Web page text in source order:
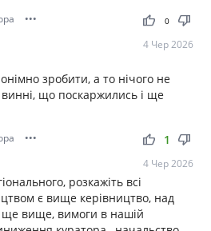
••• thumb_up thumb_down
0
4 Чер 2026
зробити, а то нічого не
що поскаржились і ще
••• thumb_up thumb_down
1
4 Чер 2026
розкажіть всі
є вище керівництво, над
вище, вимоги в нашій